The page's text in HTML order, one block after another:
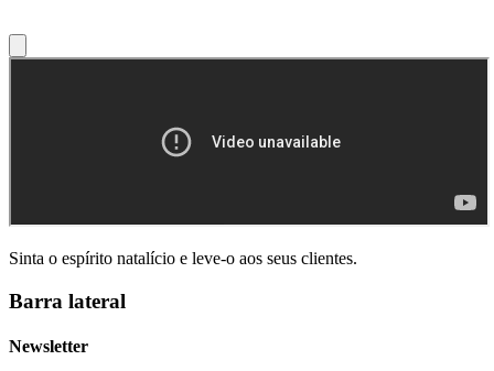
Sinta o espírito natalício e leve-o aos seus clientes.
Barra lateral
Newsletter